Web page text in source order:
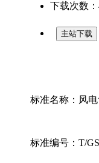
下载次数
主站下载
标准名称：风电
标准编号：T/